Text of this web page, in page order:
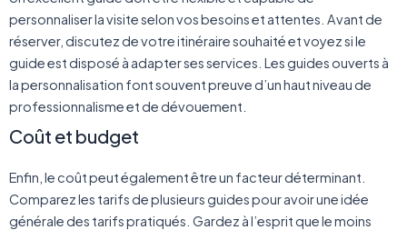
personnaliser la visite selon vos besoins et attentes. Avant de
réserver, discutez de votre itinéraire souhaité et voyez si le
guide est disposé à adapter ses services. Les guides ouverts à
la personnalisation font souvent preuve d’un haut niveau de
professionnalisme et de dévouement.
Coût et budget
Enfin, le coût peut également être un facteur déterminant.
Comparez les tarifs de plusieurs guides pour avoir une idée
générale des tarifs pratiqués. Gardez à l’esprit que le moins